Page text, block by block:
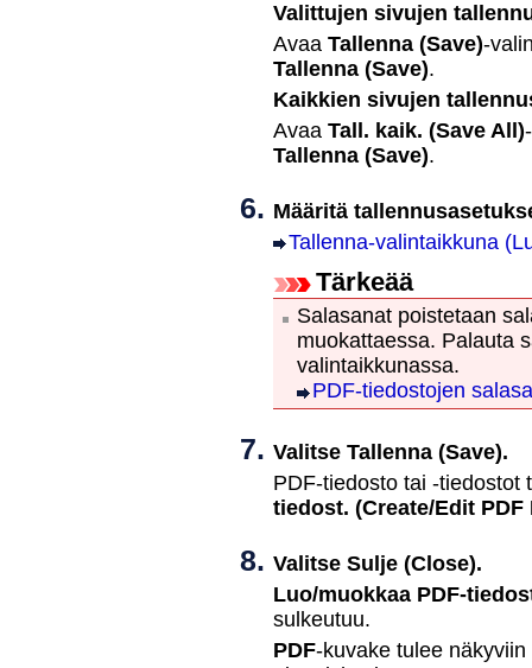
Valittujen sivujen
Avaa Tallenna (Save)-
Tallenna (Save).
Kaikkien sivujen
Avaa Tall. kaik. (Save All)
Tallenna (Save).
Määritä
Tallenna-valintaikkuna
Tärkeää
Salasanat poistetaan
muokattaessa. Palauta
valintaikkunassa.
PDF-tiedostojen
Valitse Tallenna (Save).
PDF-tiedosto tai -tiedostot
tiedost. (Create/Edit PDF
Valitse Sulje (Close).
Luo/muokkaa PDF-
sulkeutuu.
PDF-kuvake tulee